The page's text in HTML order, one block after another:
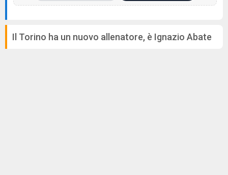
Il Torino ha un nuovo allenatore, è Ignazio Abate